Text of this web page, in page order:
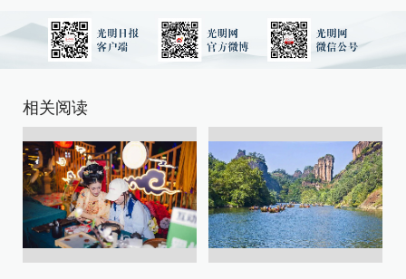
相关阅读